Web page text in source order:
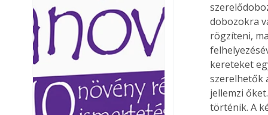
dobozokra
rögzíteni,
kereteket
szerelhetők
jellemzi
történik. A